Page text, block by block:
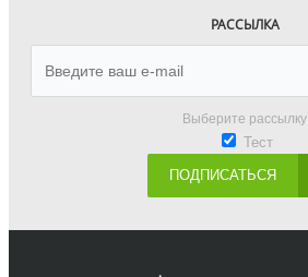
РАССЫЛКА
Выберите рассылку
Тест
ПОДПИСАТЬСЯ